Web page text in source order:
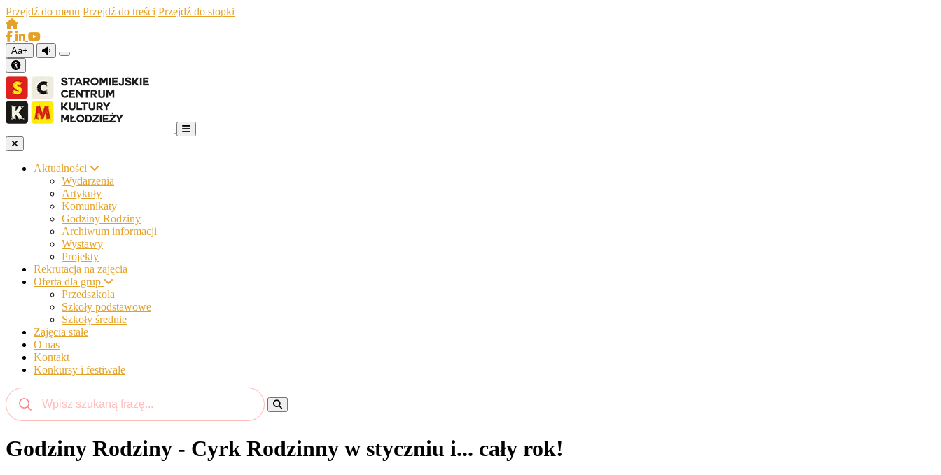
Przejdź do menu Przejdź do treści Przejdź do stopki
Aa+
Aktualności
Wydarzenia
Artykuły
Komunikaty
Godziny Rodziny
Archiwum informacji
Wystawy
Projekty
Rekrutacja na zajęcia
Oferta dla grup
Przedszkola
Szkoły podstawowe
Szkoły średnie
Zajęcia stałe
O nas
Kontakt
Konkursy i festiwale
Godziny Rodziny - Cyrk Rodzinny w styczniu i... cały rok!